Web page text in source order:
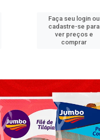
Faça seu login ou
cadastre-se para
ver preços e
comprar